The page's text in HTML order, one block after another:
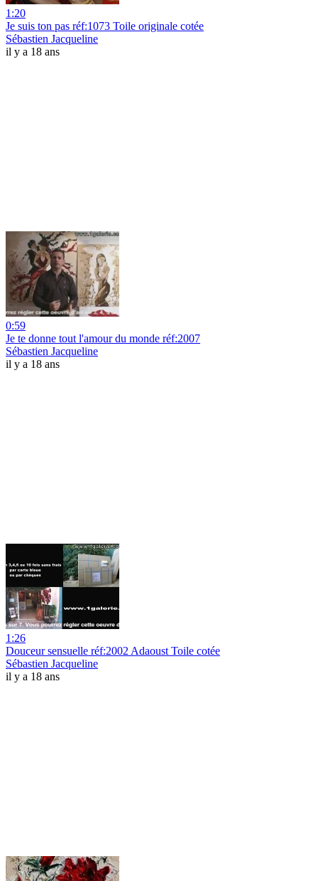
1:20
Je suis ton pas réf:1073 Toile originale cotée
Sébastien Jacqueline
il y a 18 ans
0:59
Je te donne tout l'amour du monde réf:2007
Sébastien Jacqueline
il y a 18 ans
1:26
Douceur sensuelle réf:2002 Adaoust Toile cotée
Sébastien Jacqueline
il y a 18 ans